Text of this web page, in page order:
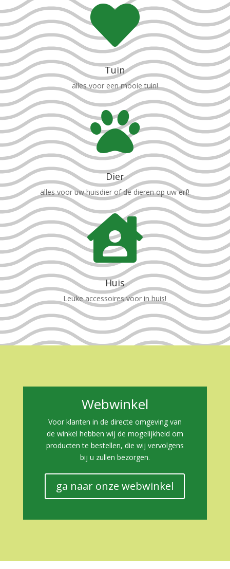

Tuin
alles voor een mooie tuin!

Dier
alles voor uw huisdier of de dieren op uw erf!

Huis
Leuke accessoires voor in huis!
Webwinkel
Voor klanten in de directe omgeving van
de winkel hebben wij de mogelijkheid om
producten te bestellen, die wij vervolgens
bij u zullen bezorgen.
ga naar onze webwinkel